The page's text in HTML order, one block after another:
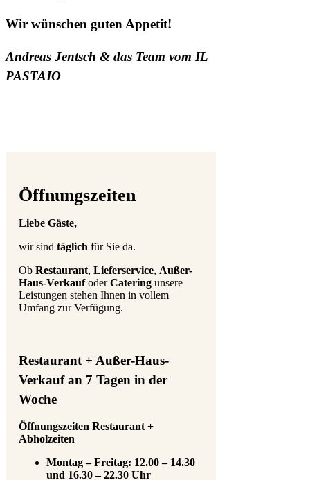
Wir wünschen guten Appetit!
Andreas Jentsch & das Team vom IL
PASTAIO
Öffnungszeiten
Liebe Gäste,
wir sindtäglich für Sie da.
ObRestaurant,Lieferservice, Außer-
Haus-VerkaufoderCatering unsere
Leistungen stehen Ihnen in vollem
Umfang zur Verfügung.
Restaurant + Außer-Haus-
Verkauf an 7 Tagen in der
Woche
Öffnungszeiten Restaurant +
Abholzeiten
Montag – Freitag: 12.00 – 14.30
und 16.30 – 22.30 Uhr